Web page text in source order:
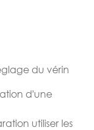
du vérin
d'une
utiliser les